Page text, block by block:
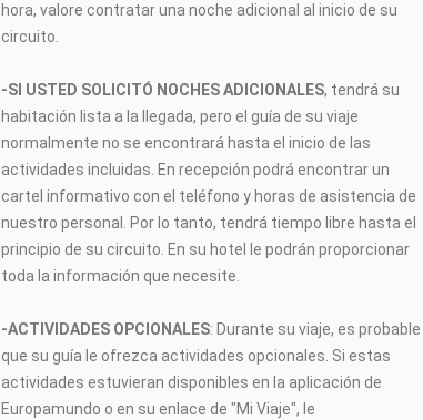
hora, valore contratar una noche adicional al inicio de su
circuito.
-SI USTED SOLICITÓ NOCHES ADICIONALES, tendrá su
habitación lista a la llegada, pero el guía de su viaje
normalmente no se encontrará hasta el inicio de las
actividades incluidas. En recepción podrá encontrar un
cartel informativo con el teléfono y horas de asistencia de
nuestro personal. Por lo tanto, tendrá tiempo libre hasta el
principio de su circuito. En su hotel le podrán proporcionar
toda la información que necesite.
-ACTIVIDADES OPCIONALES: Durante su viaje, es probable
que su guía le ofrezca actividades opcionales. Si estas
actividades estuvieran disponibles en la aplicación de
Europamundo o en su enlace de "Mi Viaje", le